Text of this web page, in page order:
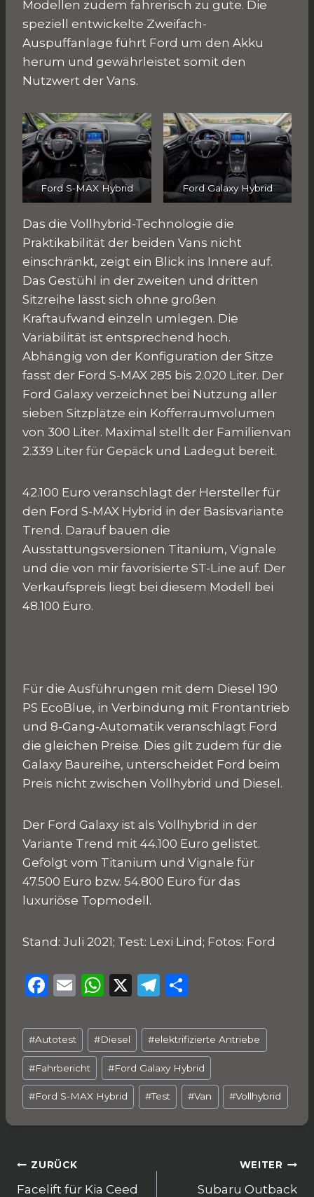
Modellen zudem fahrerisch zu gute. Die
speziell entwickelte Zweifach-
Auspuffanlage führt Ford um den Akku
herum und gewährleistet somit den
Nutzwert der Vans.
Ford S-MAX Hybrid Ford Galaxy Hybrid
Das die Vollhybrid-Technologie die
Praktikabilität der beiden Vans nicht
einschränkt, zeigt ein Blick ins Innere auf.
Das Gestühl in der zweiten und dritten
Sitzreihe lässt sich ohne großen
Kraftaufwand einzeln umlegen. Die
Variabilität ist entsprechend hoch.
Abhängig von der Konfiguration der Sitze
fasst der Ford S-MAX 285 bis 2.020 Liter. Der
Ford Galaxy verzeichnet bei Nutzung aller
sieben Sitzplätze ein Kofferraumvolumen
von 300 Liter. Maximal stellt der Familienvan
2.339 Liter für Gepäck und Ladegut bereit.
42.100 Euro veranschlagt der Hersteller für
den Ford S-MAX Hybrid in der Basisvariante
Trend. Darauf bauen die
Ausstattungsversionen Titanium, Vignale
und die von mir favorisierte ST-Line auf. Der
Verkaufspreis liegt bei diesem Modell bei
48.100 Euro.
Für die Ausführungen mit dem Diesel 190
PS EcoBlue, in Verbindung mit Frontantrieb
und 8-Gang-Automatik veranschlagt Ford
die gleichen Preise. Dies gilt zudem für die
Galaxy Baureihe, unterscheidet Ford beim
Preis nicht zwischen Vollhybrid und Diesel.
Der Ford Galaxy ist als Vollhybrid in der
Variante Trend mit 44.100 Euro gelistet.
Gefolgt vom Titanium und Vignale für
47.500 Euro bzw. 54.800 Euro für das
luxuriöse Topmodell.
Stand: Juli 2021; Test: Lexi Lind; Fotos: Ford
F
c
e
b
o
o
E
ai
l
W
a
ts
A
p
p
X
T
e
g
ra
m
le
n
Schlagworte:
#Autotest #Diesel #elektrifizierte Antriebe
#Fahrbericht #Ford Galaxy Hybrid
#Ford S-MAX Hybrid #Test #Van #Vollhybrid
Beitragsnavigation
ZURÜCK
Facelift für Kia Ceed
WEITER
Subaru Outback